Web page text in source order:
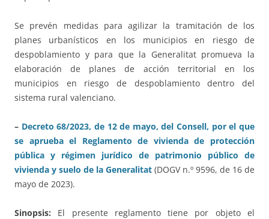
Se prevén medidas para agilizar la tramitación de los
planes urbanísticos en los municipios en riesgo de
despoblamiento y para que la Generalitat promueva la
elaboración de planes de acción territorial en los
municipios en riesgo de despoblamiento dentro del
sistema rural valenciano.
– Decreto 68/2023, de 12 de mayo, del Consell, por el que
se aprueba el Reglamento de vivienda de protección
pública y régimen jurídico de patrimonio público de
vivienda y suelo de la Generalitat (DOGV n.º 9596, de 16 de
mayo de 2023).
Sinopsis: El presente reglamento tiene por objeto el